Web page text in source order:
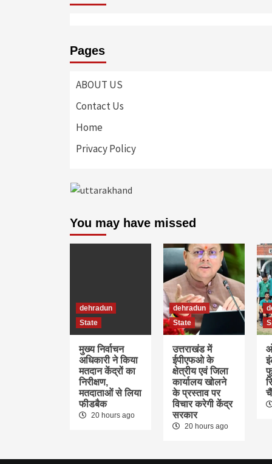
Pages
ABOUT US
Contact Us
Home
Privacy Policy
You may have missed
dehradun
State
मुख्य निर्वाचन
अधिकारी ने किया
मतदान केंद्रों का
निरीक्षण,
मतदाताओं से लिया
फीडबैक
20 hours ago
dehradun
State
उत्तराखंड में
ईपीएफओ के
क्षेत्रीय एवं जिला
कार्यालय खोलने
के प्रस्ताव पर
विचार करेगी केंद्र
सरकार
20 hours ago